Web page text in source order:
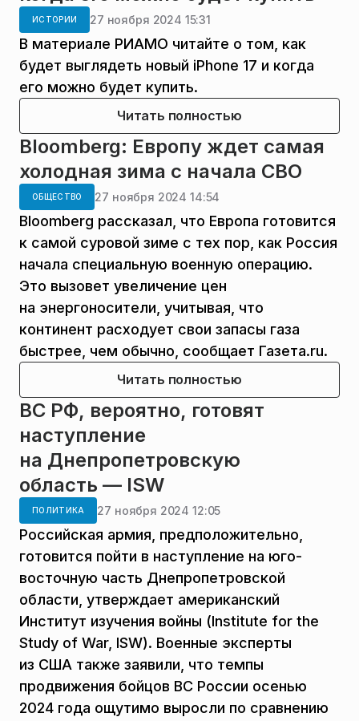
ИСТОРИИ 27 ноября 2024 15:31
В материале РИАМО читайте о том, как
будет выглядеть новый iPhone 17 и когда
его можно будет купить.
Читать полностью
Bloomberg: Европу ждет самая
холодная зима с начала СВО
ОБЩЕСТВО 27 ноября 2024 14:54
Bloomberg рассказал, что Европа готовится
к самой суровой зиме с тех пор, как Россия
начала специальную военную операцию.
Это вызовет увеличение цен
на энергоносители, учитывая, что
континент расходует свои запасы газа
быстрее, чем обычно, сообщает Газета.ru.
Читать полностью
ВС РФ, вероятно, готовят
наступление
на Днепропетровскую
область — ISW
ПОЛИТИКА 27 ноября 2024 12:05
Российская армия, предположительно,
готовится пойти в наступление на юго-
восточную часть Днепропетровской
области, утверждает американский
Институт изучения войны (Institute for the
Study of War, ISW). Военные эксперты
из США также заявили, что темпы
продвижения бойцов ВС России осенью
2024 года ощутимо выросли по сравнению